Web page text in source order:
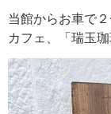
当館からお車で
カフェ、「瑞玉